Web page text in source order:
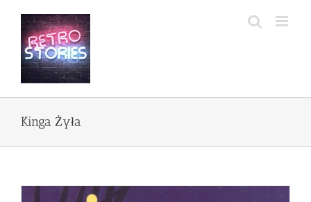
zawartości
Kinga Żyła